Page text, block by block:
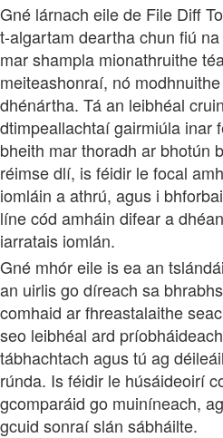
Gné lárnach eile de File Diff
t-algartam deartha chun fiú
mar shampla mionathruithe
meiteashonraí, nó
dhénártha. Tá an leibhéal
dtimpeallachtaí gairmiúla inar
bheith mar thoradh ar bhotún
réimse dlí, is féidir le focal
iomláin a athrú, agus i
líne cód amháin difear a
iarratais iomlán.
Gné mhór eile is ea an
an uirlis go díreach sa
comhaid ar fhreastalaithe
seo leibhéal ard
tábhachtach agus tú ag
rúnda. Is féidir le húsáideoirí
gcomparáid go muiníneach,
gcuid sonraí slán sábháilte.